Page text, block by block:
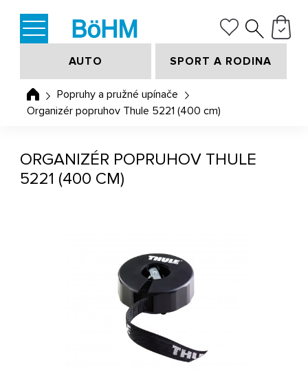
AUTO SPORT A RODINA
Popruhy a pružné upínače
Organizér popruhov Thule 5221 (400 cm)
ORGANIZÉR POPRUHOV THULE
5221 (400 CM)